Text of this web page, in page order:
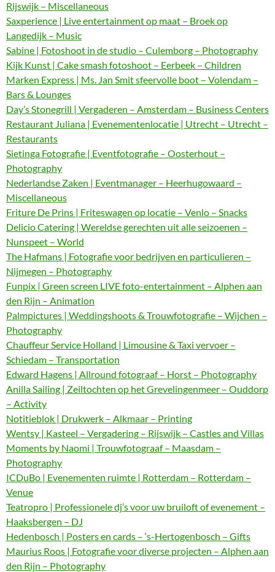
Rijswijk – Miscellaneous
Saxperience | Live entertainment op maat – Broek op
Langedijk – Music
Sabine | Fotoshoot in de studio – Culemborg – Photography
Kijk Kunst | Cake smash fotoshoot – Eerbeek – Children
Marken Express | Ms. Jan Smit sfeervolle boot – Volendam –
Bars & Lounges
Day’s Stonegrill | Vergaderen – Amsterdam – Business Centers
Restaurant Juliana | Evenementenlocatie | Utrecht – Utrecht –
Restaurants
Sietinga Fotografie | Eventfotografie – Oosterhout –
Photography
Nederlandse Zaken | Eventmanager – Heerhugowaard –
Miscellaneous
Friture De Prins | Friteswagen op locatie – Venlo – Snacks
Delicio Catering | Wereldse gerechten uit alle seizoenen –
Nunspeet – World
The Hafmans | Fotografie voor bedrijven en particulieren –
Nijmegen – Photography
Funpix | Green screen LIVE foto-entertainment – Alphen aan
den Rijn – Animation
Palmpictures | Weddingshoots & Trouwfotografie – Wijchen –
Photography
Chauffeur Service Holland | Limousine & Taxi vervoer –
Schiedam – Transportation
Edward Hagens | Allround fotograaf – Horst – Photography
Anilla Sailing | Zeiltochten op het Grevelingenmeer – Ouddorp
– Activity
Notitieblok | Drukwerk – Alkmaar – Printing
Wentsy | Kasteel – Vergadering – Rijswijk – Castles and Villas
Moments by Naomi | Trouwfotograaf – Maasdam –
Photography
ICDuBo | Evenementen ruimte | Rotterdam – Rotterdam –
Venue
Teatropro | Professionele dj’s voor uw bruiloft of evenement –
Haaksbergen – DJ
Hedenbosch | Posters en cards – ‘s-Hertogenbosch – Gifts
Maurius Roos | Fotografie voor diverse projecten – Alphen aan
den Rijn – Photography